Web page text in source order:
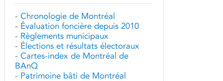
- Chronologie de Montréal
- Évaluation foncière depuis 2010
- Règlements municipaux
- Élections et résultats électoraux
- Cartes-index de Montréal de
BAnQ
- Patrimoine bâti de Montréal